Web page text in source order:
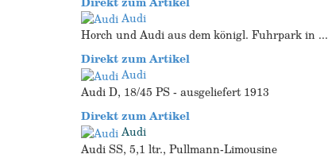
Audi
Horch und Audi aus dem königl. Fuhrpark in ...
Direkt zum Artikel
Audi
Audi D, 18/45 PS - ausgeliefert 1913
Direkt zum Artikel
Audi
Audi SS, 5,1 ltr., Pullmann-Limousine